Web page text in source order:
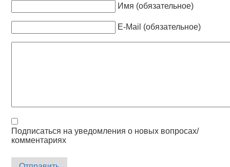
Имя (обязательное)
E-Mail (обязательное)
Подписаться на уведомления о новых вопросах/
комментариях